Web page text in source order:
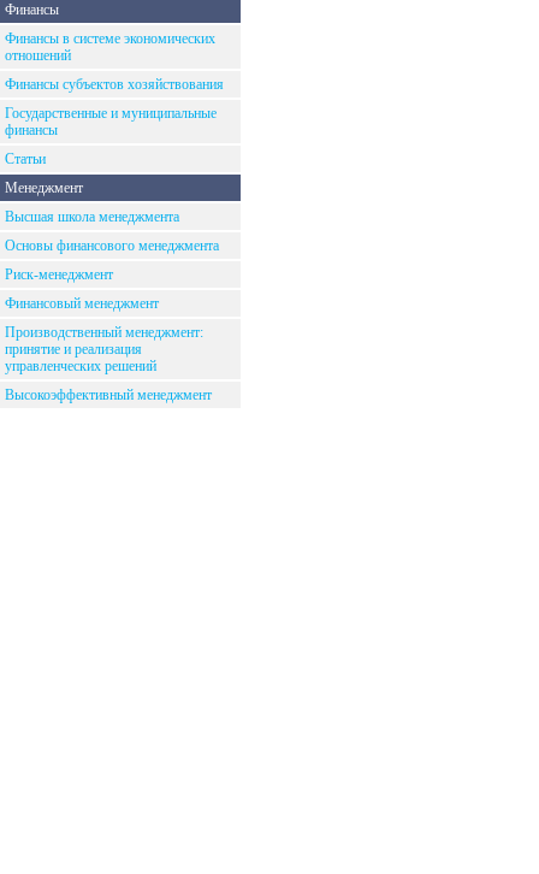
Финансы
Финансы в системе экономических
отношений
Финансы субъектов хозяйствования
Государственные и муниципальные
финансы
Статьи
Менеджмент
Высшая школа менеджмента
Основы финансового менеджмента
Риск-менеджмент
Финансовый менеджмент
Производственный менеджмент:
принятие и реализация
управленческих решений
Высокоэффективный менеджмент